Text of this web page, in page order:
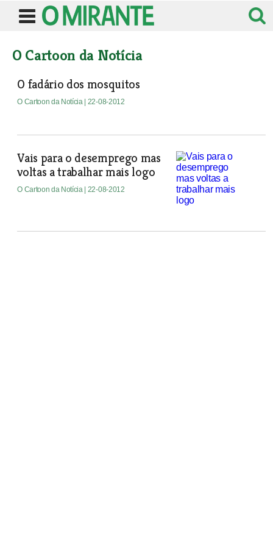
O Cartoon da Notícia
O fadário dos mosquitos
O Cartoon da Notícia | 22-08-2012
Vais para o desemprego mas
voltas a trabalhar mais logo
O Cartoon da Notícia | 22-08-2012